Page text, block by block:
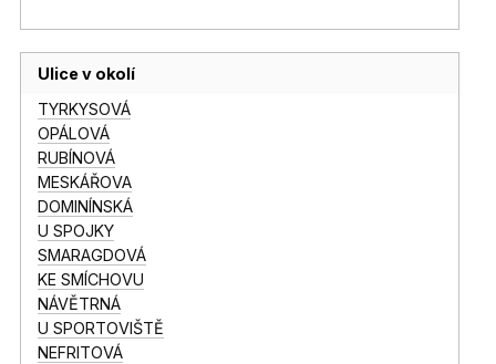
Ulice v okolí
TYRKYSOVÁ
OPÁLOVÁ
RUBÍNOVÁ
MESKÁŘOVA
DOMINÍNSKÁ
U SPOJKY
SMARAGDOVÁ
KE SMÍCHOVU
NÁVĚTRNÁ
U SPORTOVIŠTĚ
NEFRITOVÁ